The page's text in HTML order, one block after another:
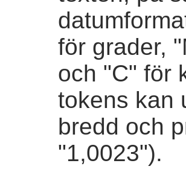
för grader,
och "C" för
tokens kan
bredd och
"1,0023").